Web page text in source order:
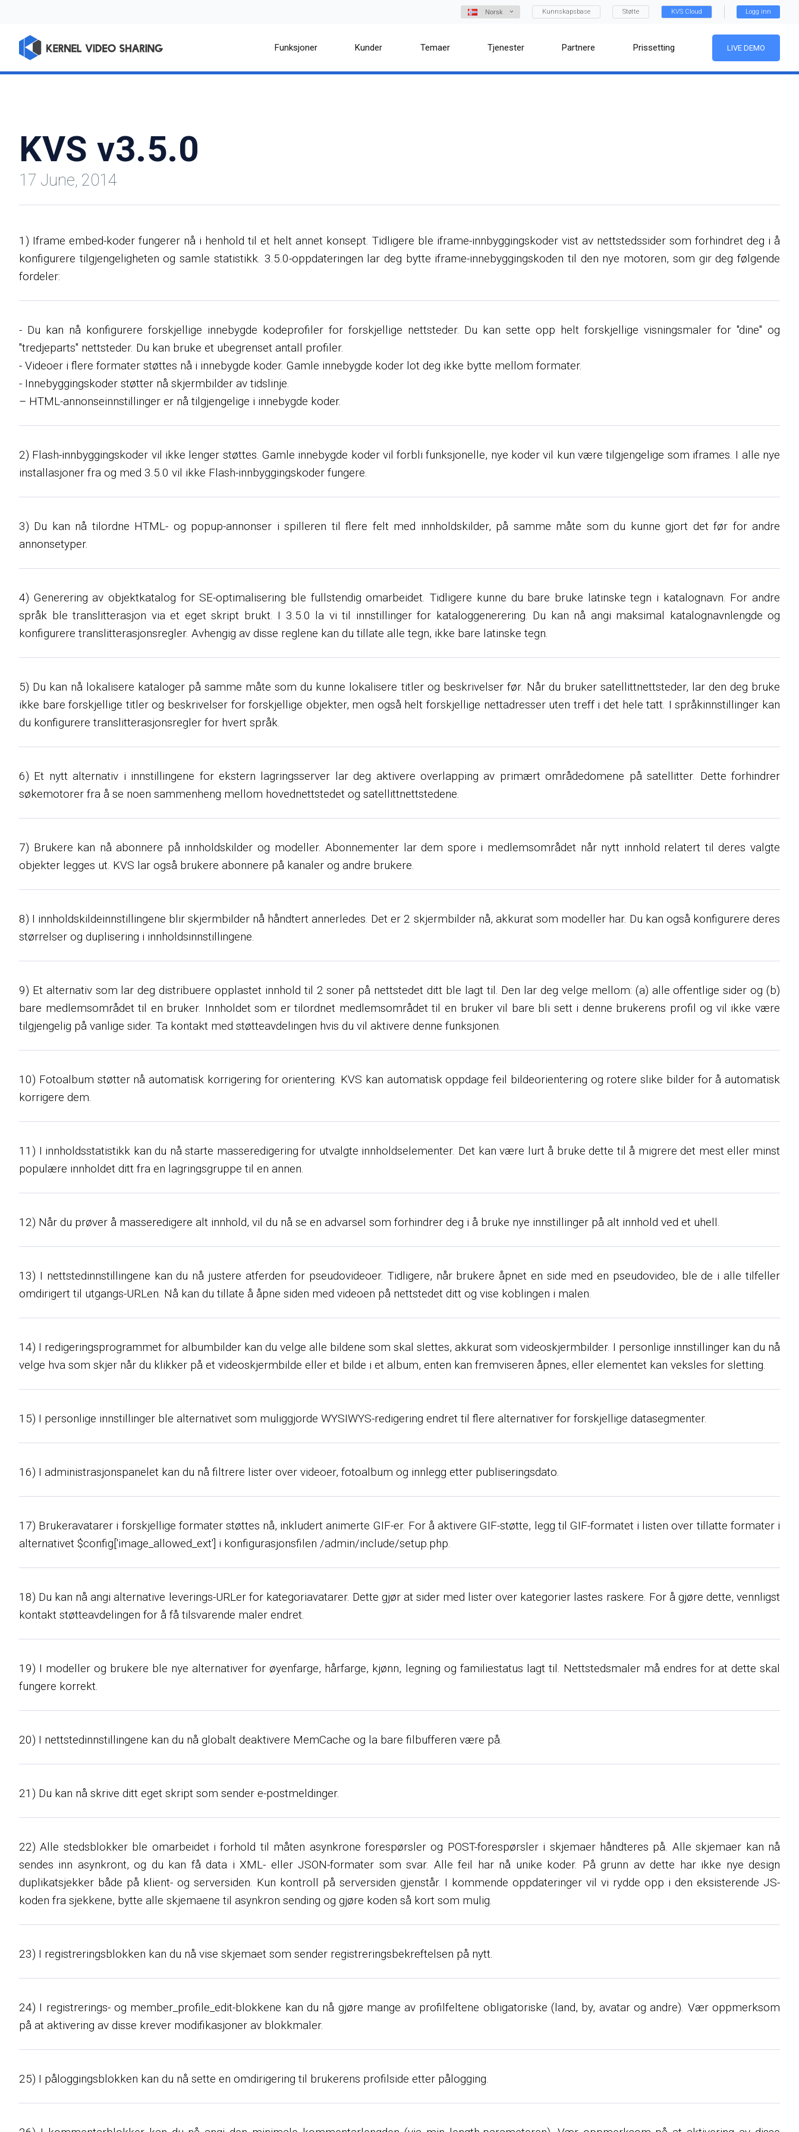
Norsk Kunnskapsbase Støtte KVS Cloud Logg inn
Funksjoner Kunder Temaer Tjenester Partnere Prissetting LIVE DEMO
KVS v3.5.0
17 June, 2014
1) Iframe embed-koder fungerer nå i henhold til et helt annet konsept. Tidligere ble iframe-innbyggingskoder vist av nettstedssider som forhindret deg i å
konfigurere tilgjengeligheten og samle statistikk. 3.5.0-oppdateringen lar deg bytte iframe-innebyggingskoden til den nye motoren, som gir deg følgende
fordeler:
- Du kan nå konfigurere forskjellige innebygde kodeprofiler for forskjellige nettsteder. Du kan sette opp helt forskjellige visningsmaler for "dine" og
"tredjeparts" nettsteder. Du kan bruke et ubegrenset antall profiler.
- Videoer i flere formater støttes nå i innebygde koder. Gamle innebygde koder lot deg ikke bytte mellom formater.
- Innebyggingskoder støtter nå skjermbilder av tidslinje.
– HTML-annonseinnstillinger er nå tilgjengelige i innebygde koder.
2) Flash-innbyggingskoder vil ikke lenger støttes. Gamle innebygde koder vil forbli funksjonelle, nye koder vil kun være tilgjengelige som iframes. I alle nye
installasjoner fra og med 3.5.0 vil ikke Flash-innbyggingskoder fungere.
3) Du kan nå tilordne HTML- og popup-annonser i spilleren til flere felt med innholdskilder, på samme måte som du kunne gjort det før for andre
annonsetyper.
4) Generering av objektkatalog for SE-optimalisering ble fullstendig omarbeidet. Tidligere kunne du bare bruke latinske tegn i katalognavn. For andre
språk ble translitterasjon via et eget skript brukt. I 3.5.0 la vi til innstillinger for kataloggenerering. Du kan nå angi maksimal katalognavnlengde og
konfigurere translitterasjonsregler. Avhengig av disse reglene kan du tillate alle tegn, ikke bare latinske tegn.
5) Du kan nå lokalisere kataloger på samme måte som du kunne lokalisere titler og beskrivelser før. Når du bruker satellittnettsteder, lar den deg bruke
ikke bare forskjellige titler og beskrivelser for forskjellige objekter, men også helt forskjellige nettadresser uten treff i det hele tatt. I språkinnstillinger kan
du konfigurere translitterasjonsregler for hvert språk.
6) Et nytt alternativ i innstillingene for ekstern lagringsserver lar deg aktivere overlapping av primært områdedomene på satellitter. Dette forhindrer
søkemotorer fra å se noen sammenheng mellom hovednettstedet og satellittnettstedene.
7) Brukere kan nå abonnere på innholdskilder og modeller. Abonnementer lar dem spore i medlemsområdet når nytt innhold relatert til deres valgte
objekter legges ut. KVS lar også brukere abonnere på kanaler og andre brukere.
8) I innholdskildeinnstillingene blir skjermbilder nå håndtert annerledes. Det er 2 skjermbilder nå, akkurat som modeller har. Du kan også konfigurere deres
størrelser og duplisering i innholdsinnstillingene.
9) Et alternativ som lar deg distribuere opplastet innhold til 2 soner på nettstedet ditt ble lagt til. Den lar deg velge mellom: (a) alle offentlige sider og (b)
bare medlemsområdet til en bruker. Innholdet som er tilordnet medlemsområdet til en bruker vil bare bli sett i denne brukerens profil og vil ikke være
tilgjengelig på vanlige sider. Ta kontakt med støtteavdelingen hvis du vil aktivere denne funksjonen.
10) Fotoalbum støtter nå automatisk korrigering for orientering. KVS kan automatisk oppdage feil bildeorientering og rotere slike bilder for å automatisk
korrigere dem.
11) I innholdsstatistikk kan du nå starte masseredigering for utvalgte innholdselementer. Det kan være lurt å bruke dette til å migrere det mest eller minst
populære innholdet ditt fra en lagringsgruppe til en annen.
12) Når du prøver å masseredigere alt innhold, vil du nå se en advarsel som forhindrer deg i å bruke nye innstillinger på alt innhold ved et uhell.
13) I nettstedinnstillingene kan du nå justere atferden for pseudovideoer. Tidligere, når brukere åpnet en side med en pseudovideo, ble de i alle tilfeller
omdirigert til utgangs-URLen. Nå kan du tillate å åpne siden med videoen på nettstedet ditt og vise koblingen i malen.
14) I redigeringsprogrammet for albumbilder kan du velge alle bildene som skal slettes, akkurat som videoskjermbilder. I personlige innstillinger kan du nå
velge hva som skjer når du klikker på et videoskjermbilde eller et bilde i et album, enten kan fremviseren åpnes, eller elementet kan veksles for sletting.
15) I personlige innstillinger ble alternativet som muliggjorde WYSIWYS-redigering endret til flere alternativer for forskjellige datasegmenter.
16) I administrasjonspanelet kan du nå filtrere lister over videoer, fotoalbum og innlegg etter publiseringsdato.
17) Brukeravatarer i forskjellige formater støttes nå, inkludert animerte GIF-er. For å aktivere GIF-støtte, legg til GIF-formatet i listen over tillatte formater i
alternativet $config['image_allowed_ext'] i konfigurasjonsfilen /admin/include/setup.php.
18) Du kan nå angi alternative leverings-URLer for kategoriavatarer. Dette gjør at sider med lister over kategorier lastes raskere. For å gjøre dette, vennligst
kontakt støtteavdelingen for å få tilsvarende maler endret.
19) I modeller og brukere ble nye alternativer for øyenfarge, hårfarge, kjønn, legning og familiestatus lagt til. Nettstedsmaler må endres for at dette skal
fungere korrekt.
20) I nettstedinnstillingene kan du nå globalt deaktivere MemCache og la bare filbufferen være på.
21) Du kan nå skrive ditt eget skript som sender e-postmeldinger.
22) Alle stedsblokker ble omarbeidet i forhold til måten asynkrone forespørsler og POST-forespørsler i skjemaer håndteres på. Alle skjemaer kan nå
sendes inn asynkront, og du kan få data i XML- eller JSON-formater som svar. Alle feil har nå unike koder. På grunn av dette har ikke nye design
duplikatsjekker både på klient- og serversiden. Kun kontroll på serversiden gjenstår. I kommende oppdateringer vil vi rydde opp i den eksisterende JS-
koden fra sjekkene, bytte alle skjemaene til asynkron sending og gjøre koden så kort som mulig.
23) I registreringsblokken kan du nå vise skjemaet som sender registreringsbekreftelsen på nytt.
24) I registrerings- og member_profile_edit-blokkene kan du nå gjøre mange av profilfeltene obligatoriske (land, by, avatar og andre). Vær oppmerksom
på at aktivering av disse krever modifikasjoner av blokkmaler.
25) I påloggingsblokken kan du nå sette en omdirigering til brukerens profilside etter pålogging.